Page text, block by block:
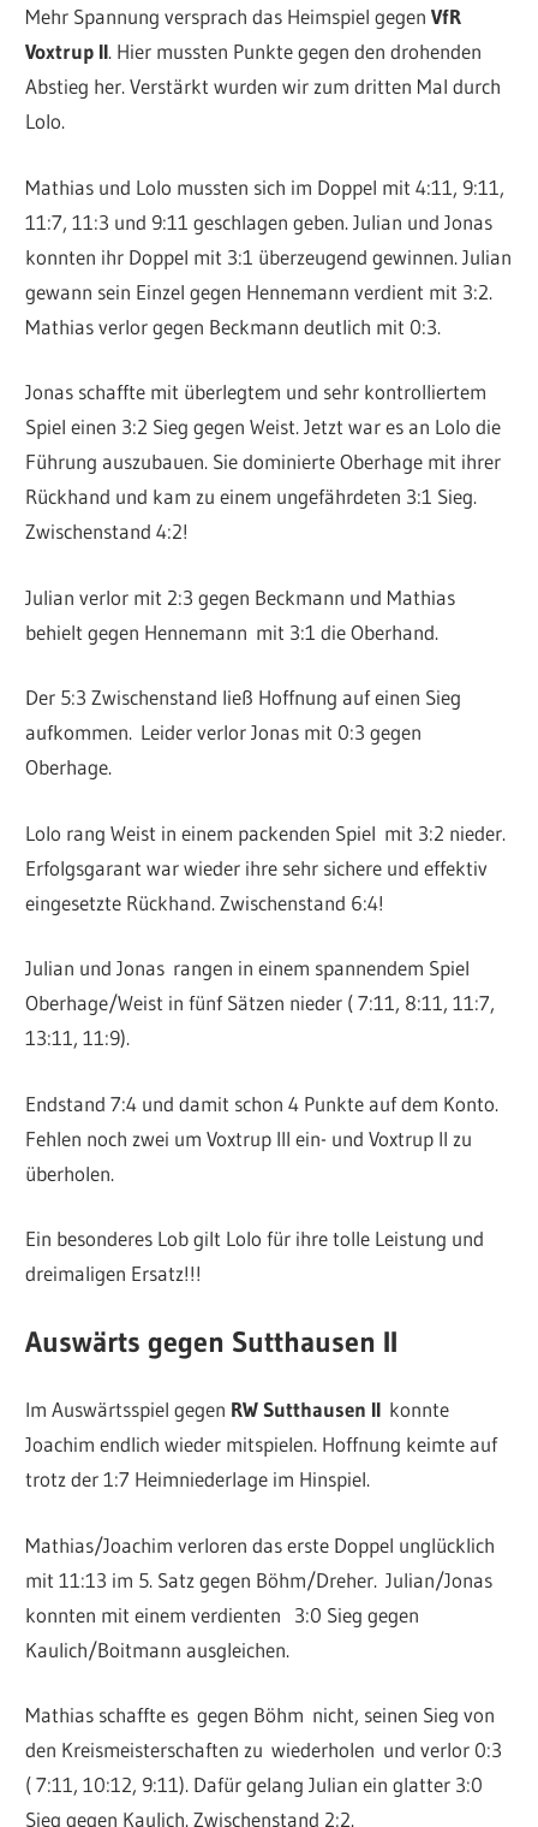
Mehr Spannung versprach das Heimspiel gegenVfR
Voxtrup II. Hier mussten Punkte gegen den drohenden
Abstieg her. Verstärkt wurden wir zum dritten Mal durch
Lolo.
Mathias und Lolo mussten sich im Doppel mit 4:11, 9:11,
11:7, 11:3 und 9:11 geschlagen geben. Julian und Jonas
konnten ihr Doppel mit 3:1 überzeugend gewinnen. Julian
gewann sein Einzel gegen Hennemann verdient mit 3:2.
Mathias verlor gegen Beckmann deutlich mit 0:3.
Jonas schaffte mit überlegtem und sehr kontrolliertem
Spiel einen 3:2 Sieg gegen Weist. Jetzt war es an Lolo die
Führung auszubauen. Sie dominierte Oberhage mit ihrer
Rückhand und kam zu einem ungefährdeten 3:1 Sieg.
Zwischenstand 4:2!
Julian verlor mit 2:3 gegen Beckmann und Mathias
behielt gegen Hennemann mit 3:1 die Oberhand.
Der 5:3 Zwischenstand ließ Hoffnung auf einen Sieg
aufkommen. Leider verlor Jonas mit 0:3 gegen
Oberhage.
Lolo rang Weist in einem packenden Spiel mit 3:2 nieder.
Erfolgsgarant war wieder ihre sehr sichere und effektiv
eingesetzte Rückhand. Zwischenstand 6:4!
Julian und Jonas rangen in einem spannendem Spiel
Oberhage/Weist in fünf Sätzen nieder ( 7:11, 8:11, 11:7,
13:11, 11:9).
Endstand 7:4 und damit schon 4 Punkte auf dem Konto.
Fehlen noch zwei um Voxtrup III ein- und Voxtrup II zu
überholen.
Ein besonderes Lob gilt Lolo für ihre tolle Leistung und
dreimaligen Ersatz!!!
Auswärts gegen Sutthausen II
Im Auswärtsspiel gegen RW Sutthausen II konnte
Joachim endlich wieder mitspielen. Hoffnung keimte auf
trotz der 1:7 Heimniederlage im Hinspiel.
Mathias/Joachim verloren das erste Doppel unglücklich
mit 11:13 im 5. Satz gegen Böhm/Dreher.Julian/Jonas
konnten mit einem verdienten 3:0 Sieg gegen
Kaulich/Boitmann ausgleichen.
Mathias schaffte es gegen Böhm nicht, seinen Sieg von
den Kreismeisterschaften zu wiederholen und verlor 0:3
( 7:11, 10:12, 9:11). Dafür gelang Julian ein glatter 3:0
Sieg gegen Kaulich. Zwischenstand 2:2.